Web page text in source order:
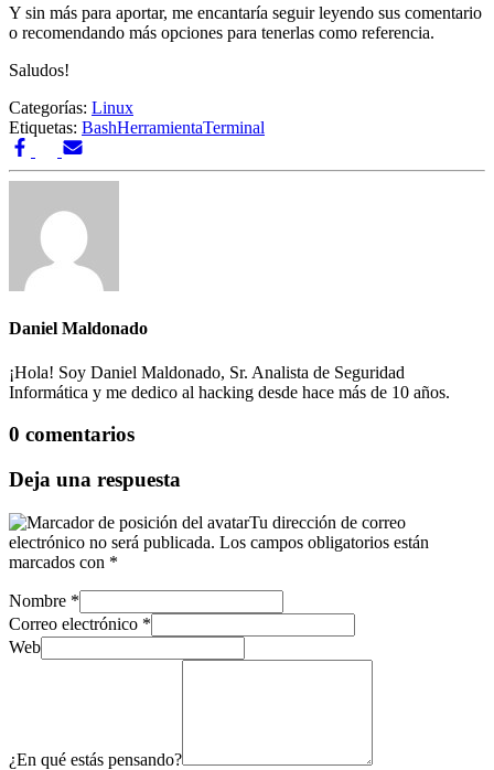
Y sin más para aportar, me encantaría seguir leyendo sus comentario
o recomendando más opciones para tenerlas como referencia.
Saludos!
Categorías: Linux
Etiquetas: BashHerramientaTerminal
Daniel Maldonado
¡Hola! Soy Daniel Maldonado, Sr. Analista de Seguridad
Informática y me dedico al hacking desde hace más de 10 años.
0 comentarios
Deja una respuesta
Tu dirección de correo
electrónico no será publicada. Los campos obligatorios están
marcados con *
Nombre *
Correo electrónico *
Web
¿En qué estás pensando?